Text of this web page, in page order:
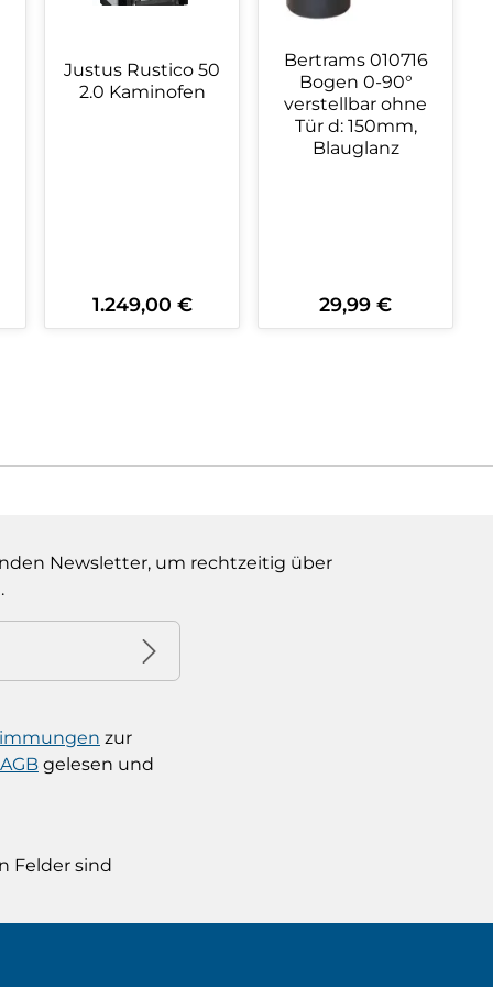
oder benutze die Schaltflächen
Wert ein oder benutze
Justus Rustico 50
2.0 Kaminofen
Regulärer Preis:
1.249,00 €
Bertrams 010716
Bogen 0-90°
verstellbar ohne
Tür d: 150mm,
Blauglanz
Regulärer Preis:
29,99 €
Newsletter, um rechtzeitig über
zur
AGBgelesen und
Felder sind